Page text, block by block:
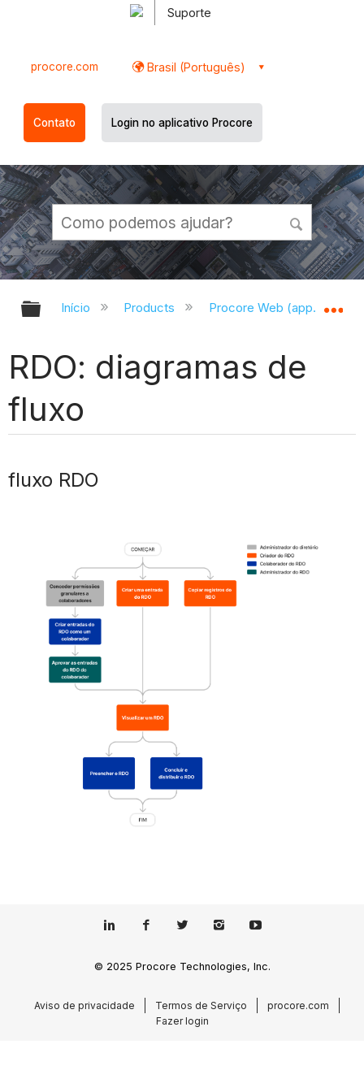
Suporte
procore.com Brasil (Português)
Contato Login no aplicativo Procore
Expandir/recolher hierarquia
Início Products Procore Web
RDO: diagramas de
fluxo
fluxo RDO
© 2025 Procore Technologies, Inc.
Aviso de privacidade Termos de Serviço
procore.com
Fazer login